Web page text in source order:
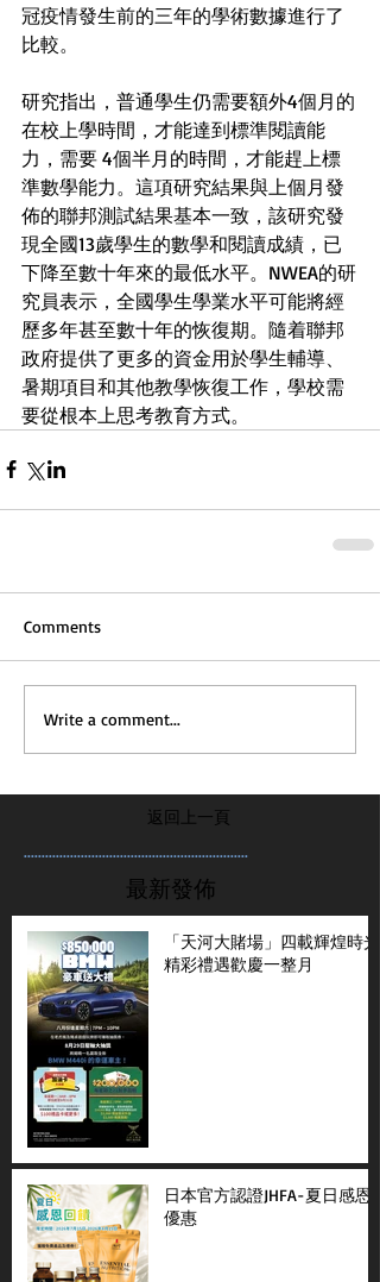
冠疫情發生前的三年的學術數據進行了
比較。
研究指出，普通學生仍需要額外4個月的
在校上學時間，才能達到標準閱讀能
力，需要 4個半月的時間，才能趕上標
準數學能力。這項研究結果與上個月發
佈的聯邦測試結果基本一致，該研究發
現全國13歲學生的數學和閱讀成績，已
下降至數十年來的最低水平。NWEA的研
究員表示，全國學生學業水平可能將經
歷多年甚至數十年的恢復期。隨着聯邦
政府提供了更多的資金用於學生輔導、
暑期項目和其他教學恢復工作，學校需
要從根本上思考教育方式。
Comments
Write a comment...
返回上一頁
...............................................................
最新發佈
「天河大賭場」四載輝煌時光
精彩禮遇歡慶一整月
日本官方認證JHFA-夏日感恩
優惠